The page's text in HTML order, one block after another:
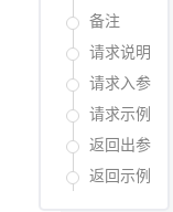
备注
请求说明
请求入参
请求示例
返回出参
返回示例